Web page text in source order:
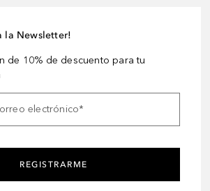
la Newsletter!
de 10% de descuento para tu
electrónico*
REGISTRARME